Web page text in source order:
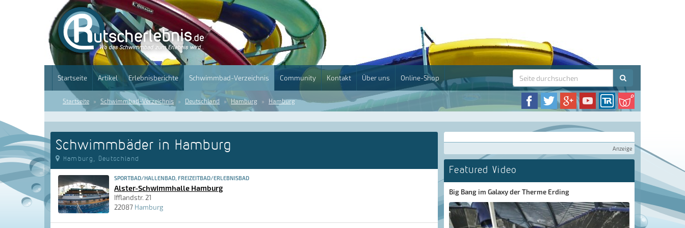
Startseite Artikel Erlebnisberichte Schwimmbad-Verzeichnis Community Kontakt Über uns Online-Shop
Startseite Schwimmbad-Verzeichnis Deutschland Hamburg Hamburg
Schwimmbäder in Hamburg
Hamburg, Deutschland
SPORTBAD/HALLENBAD, FREIZEITBAD/ERLEBNISBAD
Alster-Schwimmhalle Hamburg
Ifflandstr. 21
22087 Hamburg
Anzeige
Featured Video
Big Bang im Galaxy der Therme Erding